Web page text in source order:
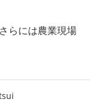
らには農業現場